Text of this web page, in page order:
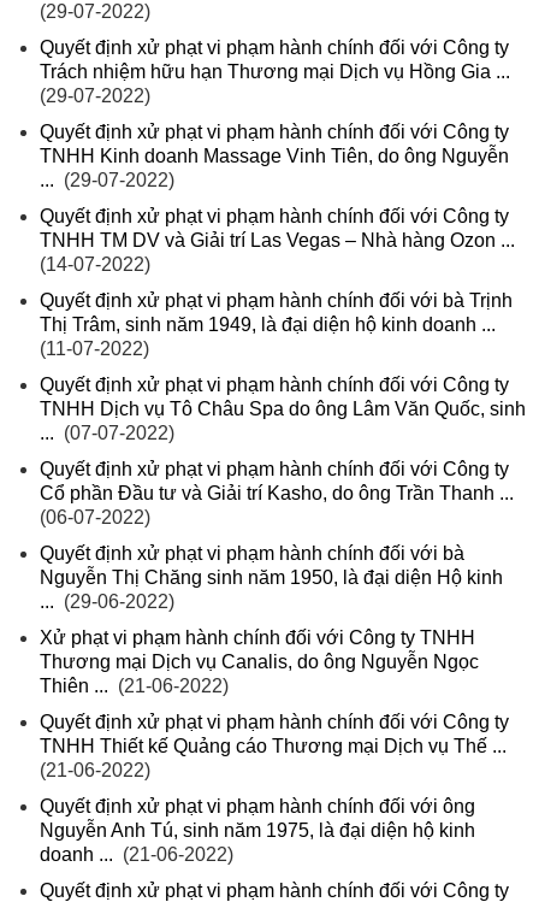
(29-07-2022)
Quyết định xử phạt vi phạm hành chính đối với Công ty
Trách nhiệm hữu hạn Thương mại Dịch vụ Hồng Gia ...
(29-07-2022)
Quyết định xử phạt vi phạm hành chính đối với Công ty
TNHH Kinh doanh Massage Vinh Tiên, do ông Nguyễn
... (29-07-2022)
Quyết định xử phạt vi phạm hành chính đối với Công ty
TNHH TM DV và Giải trí Las Vegas – Nhà hàng Ozon ...
(14-07-2022)
Quyết định xử phạt vi phạm hành chính đối với bà Trịnh
Thị Trâm, sinh năm 1949, là đại diện hộ kinh doanh ...
(11-07-2022)
Quyết định xử phạt vi phạm hành chính đối với Công ty
TNHH Dịch vụ Tô Châu Spa do ông Lâm Văn Quốc, sinh
... (07-07-2022)
Quyết định xử phạt vi phạm hành chính đối với Công ty
Cổ phần Đầu tư và Giải trí Kasho, do ông Trần Thanh ...
(06-07-2022)
Quyết định xử phạt vi phạm hành chính đối với bà
Nguyễn Thị Chăng sinh năm 1950, là đại diện Hộ kinh
... (29-06-2022)
Xử phạt vi phạm hành chính đối với Công ty TNHH
Thương mại Dịch vụ Canalis, do ông Nguyễn Ngọc
Thiên ... (21-06-2022)
Quyết định xử phạt vi phạm hành chính đối với Công ty
TNHH Thiết kế Quảng cáo Thương mại Dịch vụ Thế ...
(21-06-2022)
Quyết định xử phạt vi phạm hành chính đối với ông
Nguyễn Anh Tú, sinh năm 1975, là đại diện hộ kinh
doanh ... (21-06-2022)
Quyết định xử phạt vi phạm hành chính đối với Công ty